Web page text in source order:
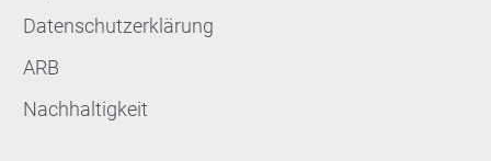
Datenschutzerklärung
ARB
Nachhaltigkeit